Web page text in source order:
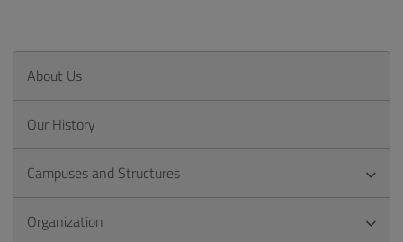
About Us
Our History
Campuses and Structures
Organization